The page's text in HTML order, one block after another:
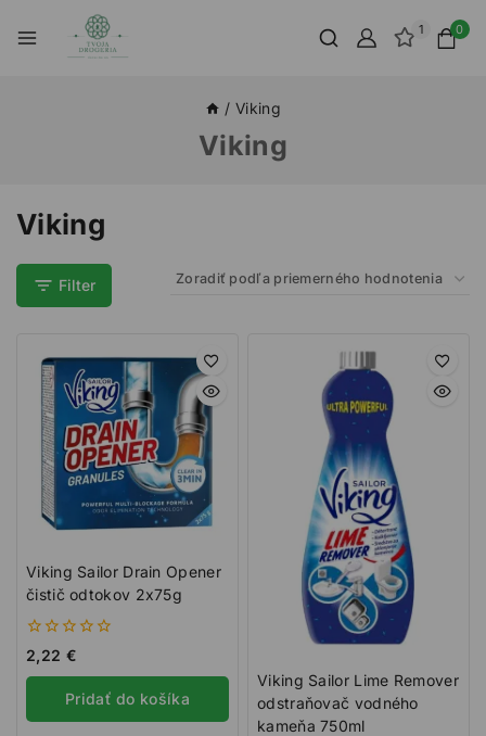
1 0
/ Viking
Viking
Viking
Filter
Viking Sailor Drain Opener
čistič odtokov 2x75g
0
5
2,22 €
Pridať do košíka
Viking Sailor Lime Remover
odstraňovač vodného
kameňa 750ml